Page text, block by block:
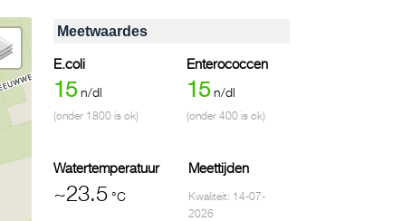
Meetwaardes
E.coli
15 n/dl
(onder 1800 is ok)
Enterococcen
15 n/dl
(onder 400 is ok)
Watertemperatuur
~23.5 °C
Meettijden
Kwaliteit: 14-07-
2026